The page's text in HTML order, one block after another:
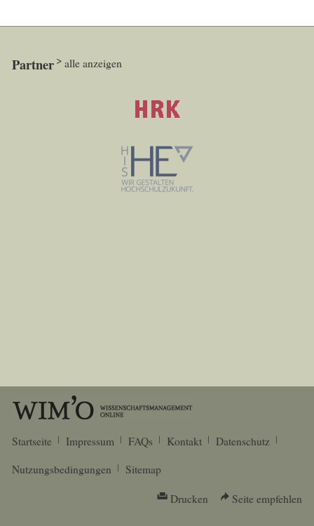
Partner alle anzeigen
Startseite Impressum FAQs Kontakt
Datenschutz
Nutzungsbedingungen
Sitemap
Drucken Seite empfehlen